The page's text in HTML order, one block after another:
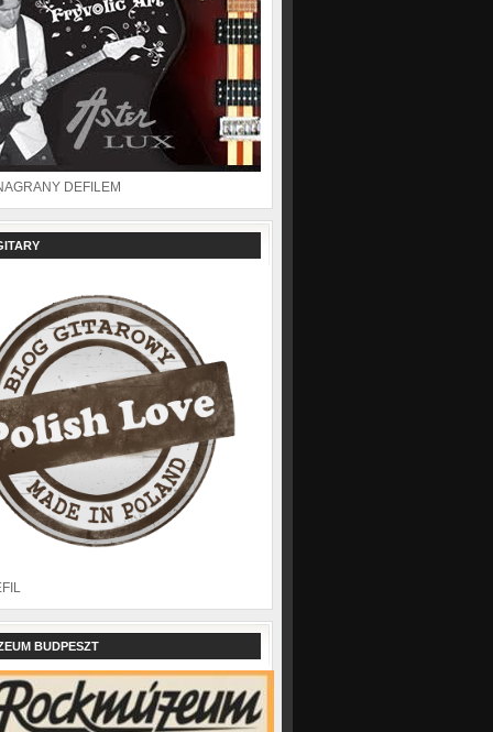
DEFILEM
BUDPESZT